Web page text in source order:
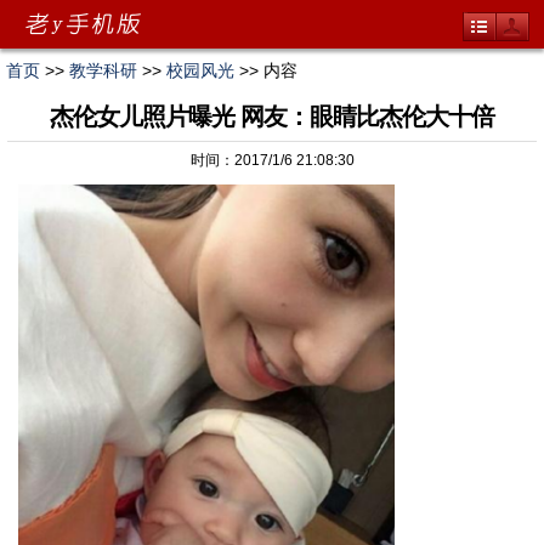
首页 >> 教学科研 >> 校园风光 >> 内容
杰伦女儿照片曝光 网友：眼睛比杰伦大十倍
时间：2017/1/6 21:08:30